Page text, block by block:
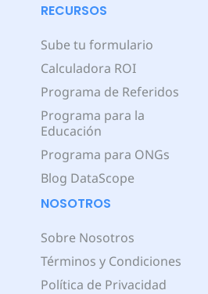
RECURSOS
Sube tu formulario
Calculadora ROI
Programa de Referidos
Programa para la
Educación
Programa para ONGs
Blog DataScope
NOSOTROS
Sobre Nosotros
Términos y Condiciones
Política de Privacidad